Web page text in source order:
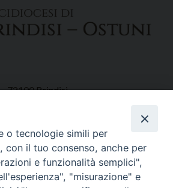
- 72100 Brindisi
o tecnologie simili per
con il tuo consenso, anche per
e funzionalità semplici",
"misurazione" e